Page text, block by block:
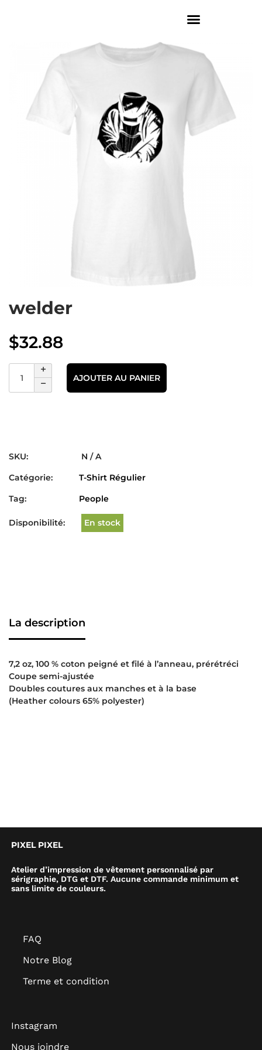
welder
$32.88
AJOUTER AU PANIER
SKU:
N / A
Catégorie:
T-Shirt Régulier
Tag:
People
Disponibilité: En stock
La description
7,2 oz, 100 % coton peigné et filé à l’anneau, prérétréci
Coupe semi-ajustée
Doubles coutures aux manches et à la base
(Heather colours 65% polyester)
PIXEL PIXEL
Atelier d’impression de vêtement personnalisé par
sérigraphie, DTG et DTF. Aucune commande minimum et
sans limite de couleurs.
FAQ
Notre Blog
Terme et condition
Instagram
Nous joindre